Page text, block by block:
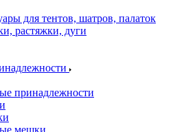
для тентов, шатров, палаток
растяжки, дуги
принадлежности
мешки